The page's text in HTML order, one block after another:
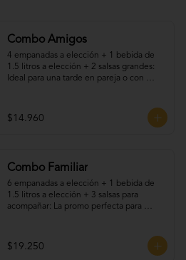
Combo Amigos
4 empanadas a elección + 1 bebida de
1.5 litros a elección + 2 salsas grandes:
Ideal para una tarde en pareja o con
con nuestras deliciosas salsas caseras.
Una promo práctica, sabrosa y perfecta
$14.960
Combo Familiar
6 empanadas a elección + 1 bebida de
1.5 litros a elección + 3 salsas para
acompañar: La promo perfecta para
horno—, acompáñalas con una bebida
helada y nuestras irresistibles salsas
$19.250